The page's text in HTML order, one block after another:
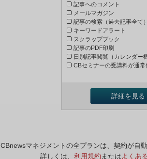
記事へのコメント
メールマガジン
記事の検索（過去記事全て）
キーワードアラート
スクラップブック
記事のPDF印刷
日別記事閲覧（カレンダー
CBセミナーの受講料が通
詳細を見る
CBnewsマネジメントの全プランは、契約が自
詳しくは、 利用規約 またはよくあ